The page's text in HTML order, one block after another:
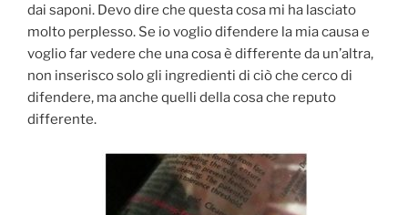
dai saponi. Devo dire che questa cosa mi ha lasciato
molto perplesso. Se io voglio difendere la mia causa e
voglio far vedere che una cosa è differente da un’altra,
non inserisco solo gli ingredienti di ciò che cerco di
difendere, ma anche quelli della cosa che reputo
differente.